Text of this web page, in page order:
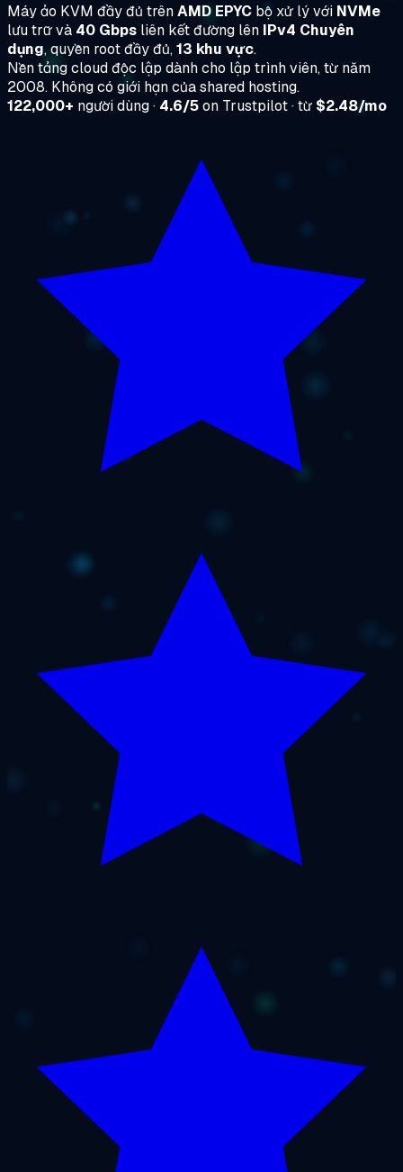
Máy ảo KVM đầy đủ trênAMD EPYC bộ xử lý với NVMe
lưu trữ và 40 Gbps liên kết đường lên IPv4 Chuyên
dụng, quyền root đầy đủ,13 khu vực.
Nền tảng cloud độc lập dành cho lập trình viên, từ năm
2008. Không có giới hạn của shared hosting.
122,000+ người dùng · 4.6/5on Trustpilot · từ $2.48/mo